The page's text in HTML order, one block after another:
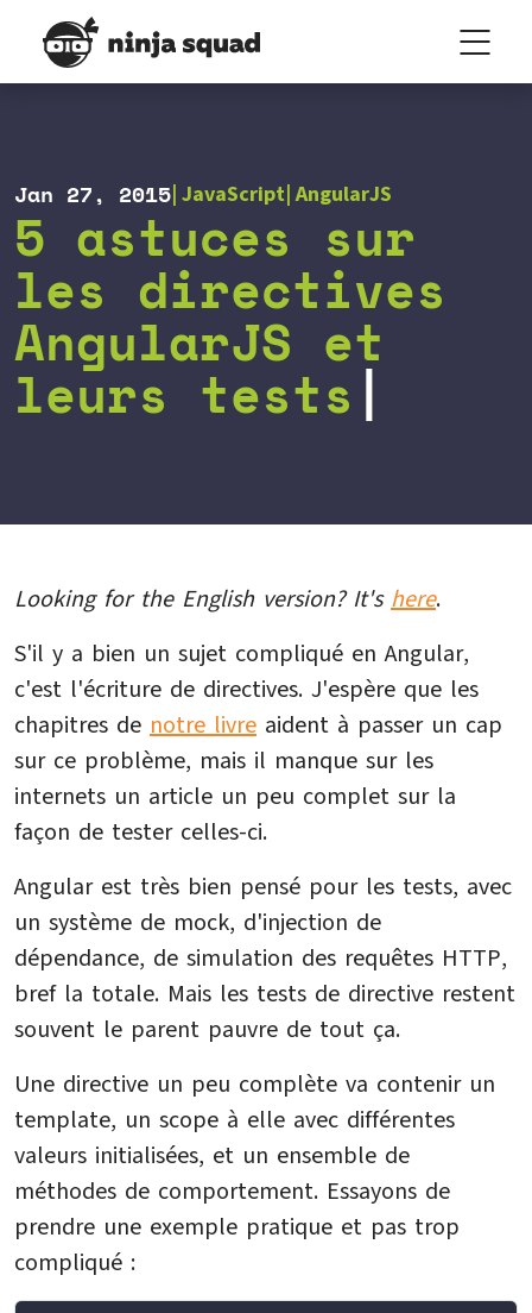
5 astuces sur
les directives
AngularJS et
leurs tests
Jan 27, 2015 JavaScript AngularJS
Looking for the English version? It'shere.
S'il y a bien un sujet compliqué en Angular,
c'est l'écriture de directives. J'espère que les
chapitres de notre livre aident à passer un cap
sur ce problème, mais il manque sur les
internets un article un peu complet sur la
façon de tester celles-ci.
Angular est très bien pensé pour les tests, avec
un système de mock, d'injection de
dépendance, de simulation des requêtes HTTP,
bref la totale. Mais les tests de directive restent
souvent le parent pauvre de tout ça.
Une directive un peu complète va contenir un
template, un scope à elle avec différentes
valeurs initialisées, et un ensemble de
méthodes de comportement. Essayons de
prendre une exemple pratique et pas trop
compliqué :